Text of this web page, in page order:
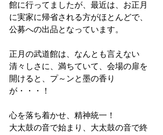
館に行ってましたが、最近は、お正月
に実家に帰省される方がほとんどで、
公募への出品となっています。
正月の武道館は、なんとも言えない
清々しさに、満ちていて、会場の扉を
開けると、プ～ンと墨の香り
が・・・！
心を落ち着かせ、精神統一！
大太鼓の音で始まり、大太鼓の音で終